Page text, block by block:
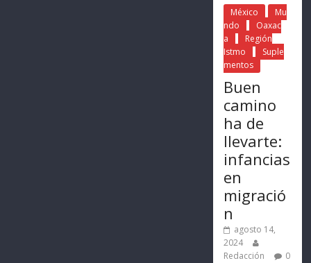
México
Mu
ndo
Oaxac
a
Región
Istmo
Suple
mentos
Buen
camino
ha de
llevarte:
infancias
en
migració
n
agosto 14,
2024
Redacción
0